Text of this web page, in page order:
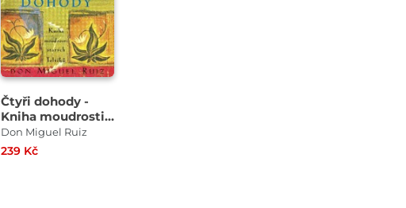
Čtyři dohody -
Kniha moudrosti
starých Toltéků
Don Miguel Ruiz
239 Kč